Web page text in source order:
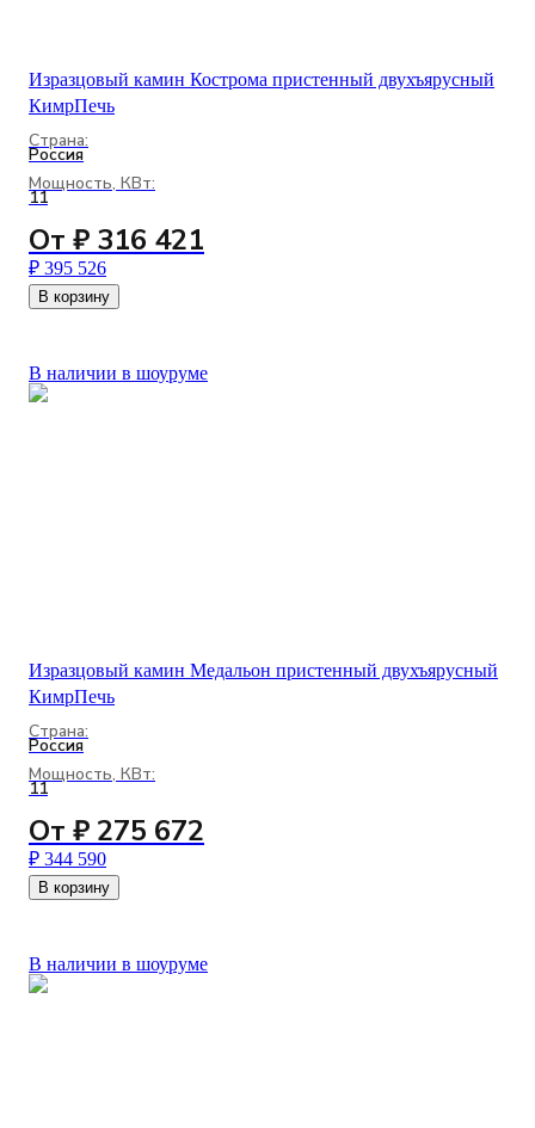
Изразцовый камин Кострома пристенный двухъярусный
КимрПечь
Страна:
Россия
Мощность, КВт:
11
От ₽ 316 421
₽ 395 526
В корзину
В наличии в шоуруме
Изразцовый камин Медальон пристенный двухъярусный
КимрПечь
Страна:
Россия
Мощность, КВт:
11
От ₽ 275 672
₽ 344 590
В корзину
В наличии в шоуруме